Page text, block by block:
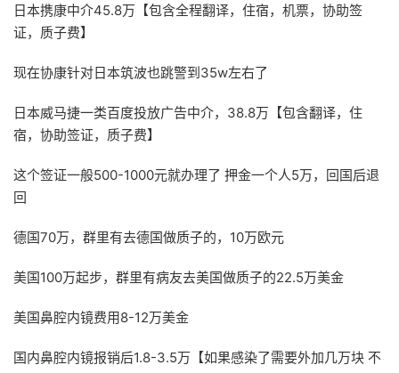
日本携康中介45.8万【包含全程翻译，住宿，机票，协助签
证，质子费】
现在协康针对日本筑波也跳警到35w左右了
日本威马捷一类百度投放广告中介，38.8万【包含翻译，住
宿，协助签证，质子费】
这个签证一般500-1000元就办理了 押金一个人5万，回国后退
回
德国70万，群里有去德国做质子的，10万欧元
美国100万起步，群里有病友去美国做质子的22.5万美金
美国鼻腔内镜费用8-12万美金
国内鼻腔内镜报销后1.8-3.5万【如果感染了需要外加几万块 不